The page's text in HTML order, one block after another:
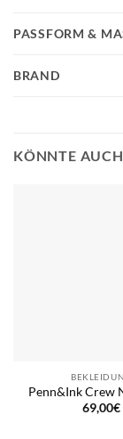
BRAND
PASSFORM &
KÖNNTE
Penn&Ink Crew
69,00€